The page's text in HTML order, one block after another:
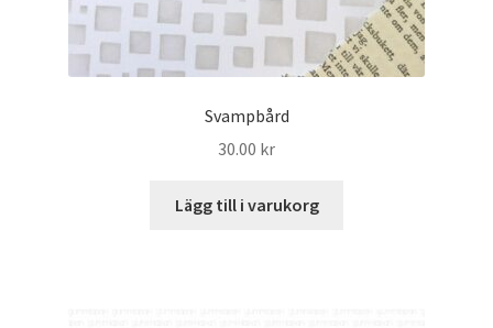
Svampbård
30.00 kr
Lägg till i varukorg